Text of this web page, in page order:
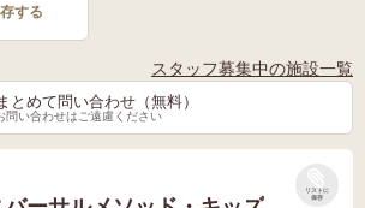
する
スタッフ募集中の施設一覧
めて問い合わせ（無料）
い合わせはご遠慮ください
リストに
保存